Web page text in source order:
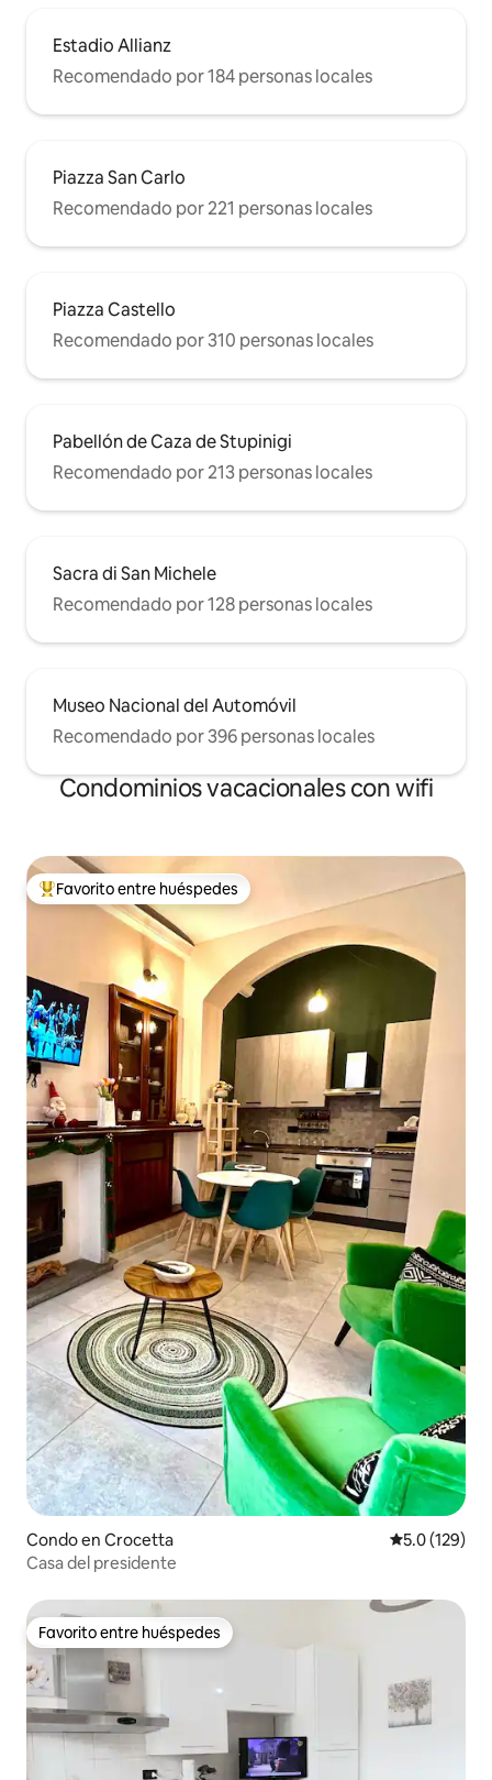
Estadio Allianz
Recomendado por 184 personas locales
Piazza San Carlo
Recomendado por 221 personas locales
Piazza Castello
Recomendado por 310 personas locales
Pabellón de Caza de Stupinigi
Recomendado por 213 personas locales
Sacra di San Michele
Recomendado por 128 personas locales
Museo Nacional del Automóvil
Recomendado por 396 personas locales
Condominios vacacionales con wifi
Favorito entre huéspedes preferido
Favorito entre huéspedes
Condo en Crocetta Calificación
5.0 (129)
Casa del presidente
Favorito entre huéspedes
Favorito entre huéspedes